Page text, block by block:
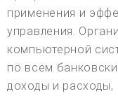
применения и
управления.
компьютерной
по всем
доходы и расходы,